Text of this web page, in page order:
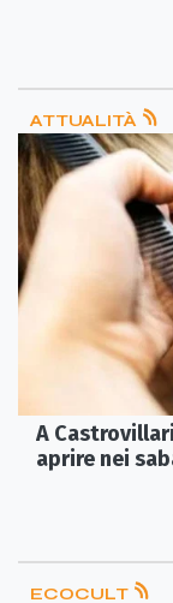
ATTUALITÀ
A
aprire nei
ECOCULT